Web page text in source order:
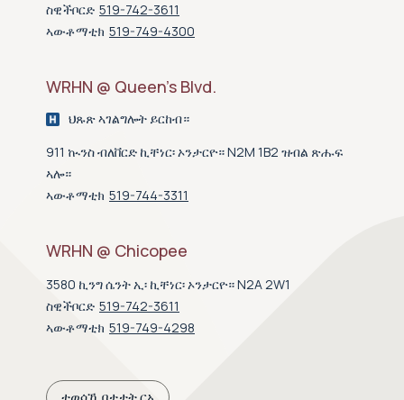
ስዊችቦርድ 519-742-3611
ኣውቶማቲክ 519-749-4300
WRHN @ Queen’s Blvd.
ህጹጽ ኣገልግሎት ይርከብ።
911 ኲንስ ብለቨርድ ኪቸነር፡ ኦንታርዮ። N2M 1B2 ዝብል ጽሑፍ
ኣሎ።
ኣውቶማቲክ 519-744-3311
WRHN @ Chicopee
3580 ኪንግ ሴንት ኢ፡ ኪቸነር፡ ኦንታርዮ። N2A 2W1
ስዊችቦርድ 519-742-3611
ኣውቶማቲክ 519-749-4298